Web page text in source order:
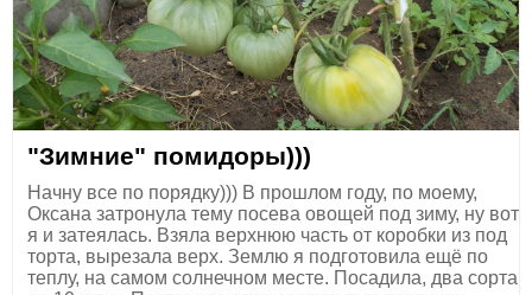
"Зимние" помидоры)))
Начну все по порядку))) В прошлом году, по моему,
Оксана затронула тему посева овощей под зиму, ну вот
я и затеялась. Взяла верхнюю часть от коробки из под
торта, вырезала верх. Землю я подготовила ещё по
теплу, на самом солнечном месте. Посадила, два сорта